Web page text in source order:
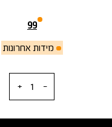
99
מידות אחרונות